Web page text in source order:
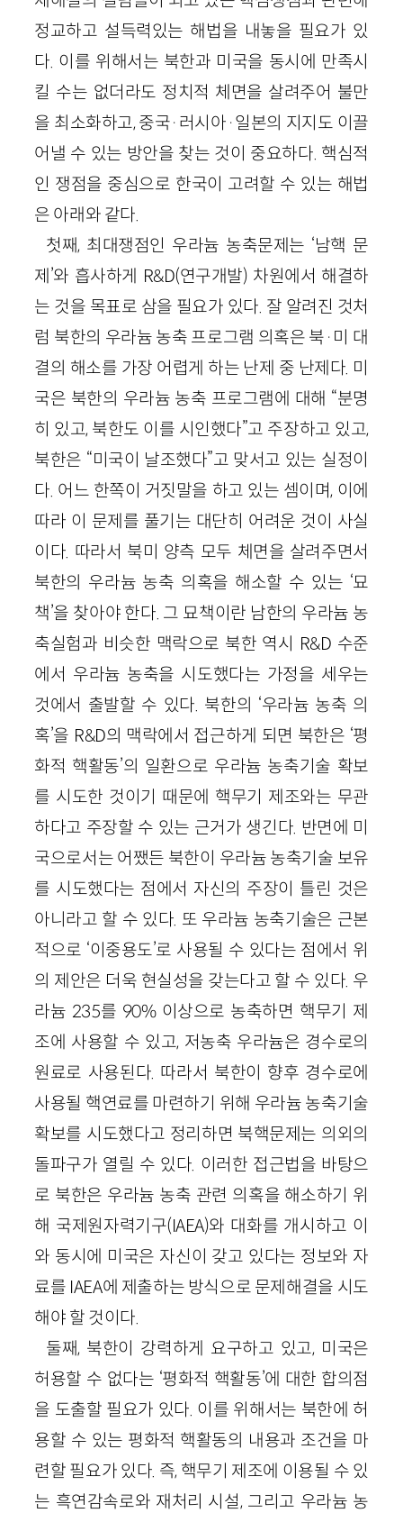
정교하고 설득력있는 해법을 내놓을 필요가 있
다. 이를 위해서는 북한과 미국을 동시에 만족시
킬 수는 없더라도 정치적 체면을 살려주어 불만
을 최소화하고, 중국·러시아·일본의 지지도 이끌
어낼 수 있는 방안을 찾는 것이 중요하다. 핵심적
인 쟁점을 중심으로 한국이 고려할 수 있는 해법
은 아래와 같다.
첫째, 최대쟁점인 우라늄 농축문제는 ‘남핵 문
제’와 흡사하게 R&D(연구개발) 차원에서 해결하
는 것을 목표로 삼을 필요가 있다. 잘 알려진 것처
럼 북한의 우라늄 농축 프로그램 의혹은 북·미 대
결의 해소를 가장 어렵게 하는 난제 중 난제다. 미
국은 북한의 우라늄 농축 프로그램에 대해 “분명
히 있고, 북한도 이를 시인했다”고 주장하고 있고,
북한은 “미국이 날조했다”고 맞서고 있는 실정이
다. 어느 한쪽이 거짓말을 하고 있는 셈이며, 이에
따라 이 문제를 풀기는 대단히 어려운 것이 사실
이다. 따라서 북미 양측 모두 체면을 살려주면서
북한의 우라늄 농축 의혹을 해소할 수 있는 ‘묘
책’을 찾아야 한다. 그 묘책이란 남한의 우라늄 농
축실험과 비슷한 맥락으로 북한 역시 R&D 수준
에서 우라늄 농축을 시도했다는 가정을 세우는
것에서 출발할 수 있다. 북한의 ‘우라늄 농축 의
혹’을 R&D의 맥락에서 접근하게 되면 북한은 ‘평
화적 핵활동’의 일환으로 우라늄 농축기술 확보
를 시도한 것이기 때문에 핵무기 제조와는 무관
하다고 주장할 수 있는 근거가 생긴다. 반면에 미
국으로서는 어쨌든 북한이 우라늄 농축기술 보유
를 시도했다는 점에서 자신의 주장이 틀린 것은
아니라고 할 수 있다. 또 우라늄 농축기술은 근본
적으로 ‘이중용도’로 사용될 수 있다는 점에서 위
의 제안은 더욱 현실성을 갖는다고 할 수 있다. 우
라늄 235를 90% 이상으로 농축하면 핵무기 제
조에 사용할 수 있고, 저농축 우라늄은 경수로의
원료로 사용된다. 따라서 북한이 향후 경수로에
사용될 핵연료를 마련하기 위해 우라늄 농축기술
확보를 시도했다고 정리하면 북핵문제는 의외의
돌파구가 열릴 수 있다. 이러한 접근법을 바탕으
로 북한은 우라늄 농축 관련 의혹을 해소하기 위
해 국제원자력기구(IAEA)와 대화를 개시하고 이
와 동시에 미국은 자신이 갖고 있다는 정보와 자
료를 IAEA에 제출하는 방식으로 문제해결을 시도
해야 할 것이다.
둘째, 북한이 강력하게 요구하고 있고, 미국은
허용할 수 없다는 ‘평화적 핵활동’에 대한 합의점
을 도출할 필요가 있다. 이를 위해서는 북한에 허
용할 수 있는 평화적 핵활동의 내용과 조건을 마
련할 필요가 있다. 즉, 핵무기 제조에 이용될 수 있
는 흑연감속로와 재처리 시설, 그리고 우라늄 농